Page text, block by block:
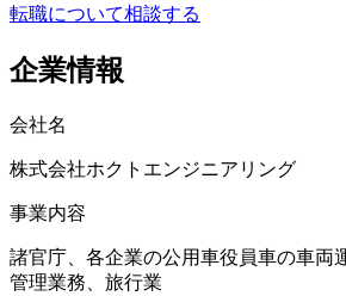
転職について相談する
企業情報
会社名
株式会社ホクトエンジニアリング
事業内容
諸官庁、各企業の公用車役員車の車
管理業務、旅行業